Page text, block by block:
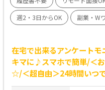
週2・3日からOK
副業・W
在宅で出来るアンケート
キマに♪スマホで簡単/＜
☆/＜超自由＞24時間いつ